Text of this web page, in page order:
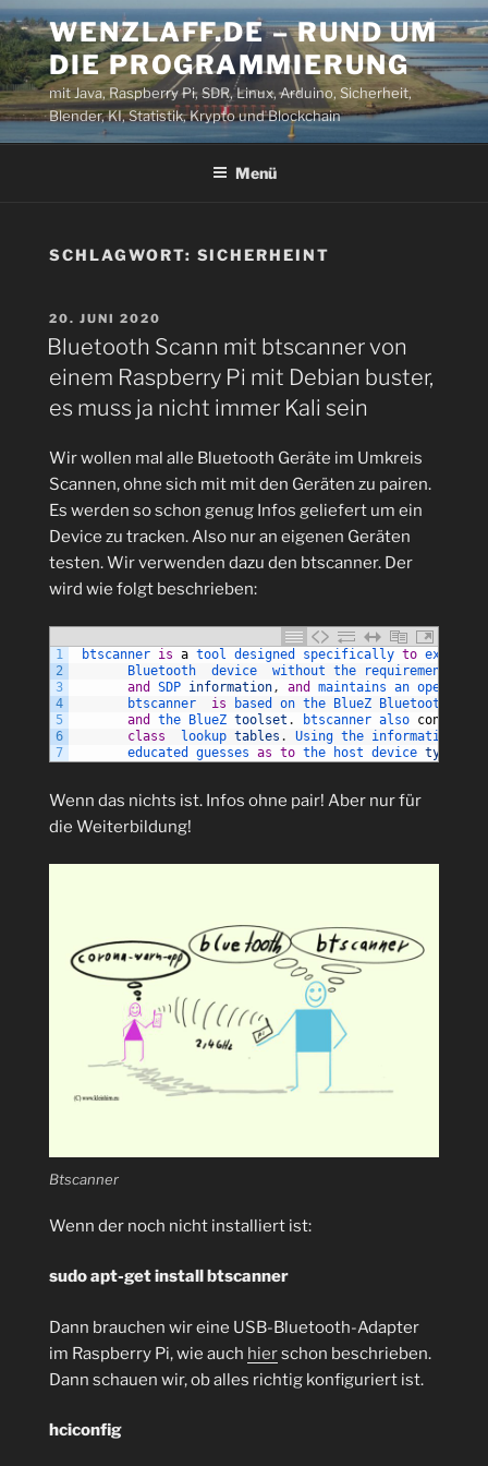
Zum
Inhalt
springen
WENZLAFF.DE – RUND UM
DIE PROGRAMMIERUNG
mit Java, Raspberry Pi, SDR, Linux, Arduino, Sicherheit,
Blender, KI, Statistik, Krypto und Blockchain
Menü
SCHLAGWORT: SICHERHEINT
VERÖFFENTLICHT
AM
20. JUNI 2020
Bluetooth Scann mit btscanner von
einem Raspberry Pi mit Debian buster,
es muss ja nicht immer Kali sein
Wir wollen mal alle Bluetooth Geräte im Umkreis
Scannen, ohne sich mit mit den Geräten zu pairen.
Es werden so schon genug Infos geliefert um ein
Device zu tracken. Also nur an eigenen Geräten
testen. Wir verwenden dazu den btscanner. Der
wird wie folgt beschrieben:
1
2
3
4
5
6
7
btscanner is a tool designed specifically to extract
Bluetooth device without the requirement
and
SDP information, and maintains an open
btscanner is based on the BlueZ Bluetooth
and
the BlueZ toolset . btscanner also contains
class
lookup tables . Using the information
educated guesses as to the host device type
Wenn das nichts ist. Infos ohne pair! Aber nur für
die Weiterbildung!
Btscanner
Wenn der noch nicht installiert ist:
sudo apt-get install btscanner
Dann brauchen wir eine USB-Bluetooth-Adapter
im Raspberry Pi, wie auch hierschon beschrieben.
Dann schauen wir, ob alles richtig konfiguriert ist.
hciconfig